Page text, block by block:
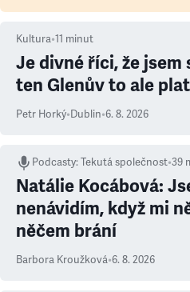
Kultura•11 minut
Je divné říci, že jsem
ten Glenův to ale
Petr Horký•Dublin•6. 8. 2026
Podcasty:Tekutá společnost•39
Natálie Kocábová:
nenávidím, když mi
něčem brání
Barbora Kroužková•6. 8. 2026